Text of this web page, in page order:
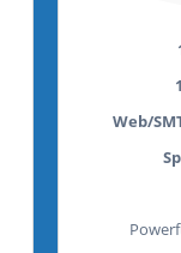
1
Web/